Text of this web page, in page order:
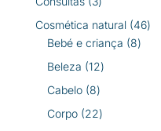
produtos
Cosmética natural 4646
Bebé e criança 88
Beleza 1212
Cabelo 88
produtos
Corpo 2222